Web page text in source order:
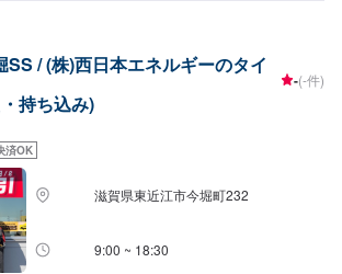
SS / (株)西日本エネルギーのタイ
持ち込み)
-(-件)
済OK
滋賀県東近江市今堀町232
9:00 ~ 18:30